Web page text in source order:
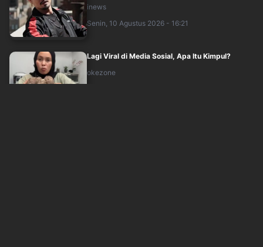
inews
Senin, 10 Agustus 2026 - 16:21
Lagi Viral di Media Sosial, Apa Itu Kimpul?
okezone